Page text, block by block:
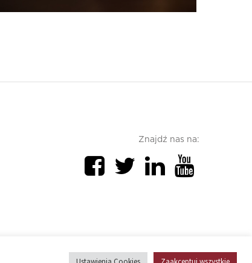
Znajdź nas na:
Polityka prywatności Polityka cookies